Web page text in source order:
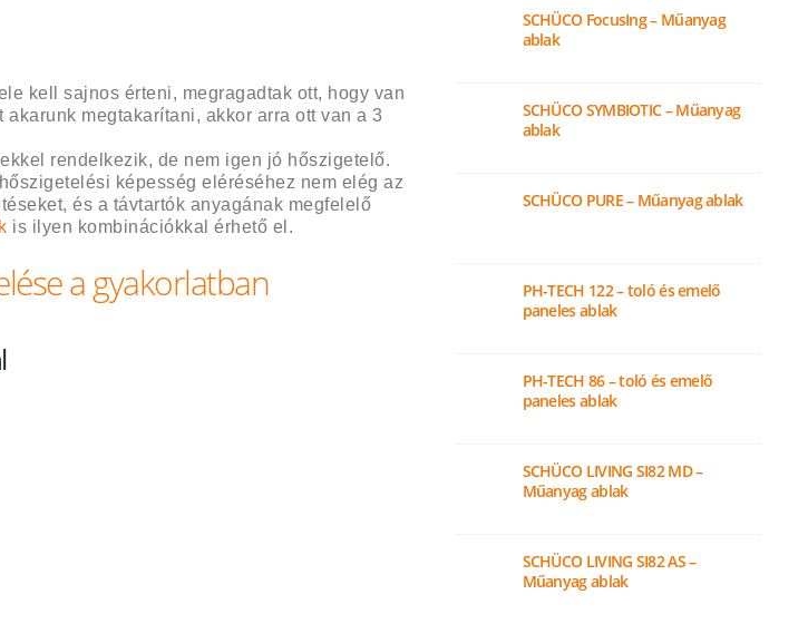
kell sajnos érteni, megragadtak ott, hogy van
akarunk megtakarítani, akkor arra ott van a 3
rendelkezik, de nem igen jó hőszigetelő.
képesség eléréséhez nem elég az
és a távtartók anyagának megfelelő
is ilyen kombinációkkal érhető el.
a gyakorlatban
SCHÜCO FocusIng – Műanyag
ablak
SCHÜCO SYMBIOTIC – Műanyag
ablak
SCHÜCO PURE – Műanyag ablak
PH-TECH 122 – toló és emelő
paneles ablak
PH-TECH 86 – toló és emelő
paneles ablak
SCHÜCO LIVING SI82 MD –
Műanyag ablak
SCHÜCO LIVING SI82 AS –
Műanyag ablak